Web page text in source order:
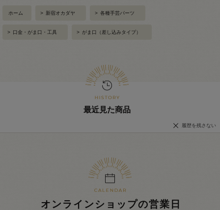
ホーム > 新宿オカダヤ > 各種手芸パーツ
> 口金・がま口・工具 > がま口（差し込みタイプ）
最近見た商品
履歴を残さない
オンラインショップの営業日